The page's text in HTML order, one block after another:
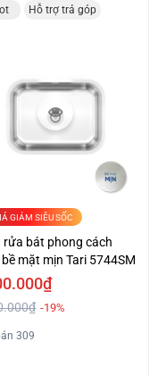
Hỗ trợ trả góp
GIẢM SIÊU SỐC
rửa bát phong cách
mặt mịn Tari 5744SM
-19%
309